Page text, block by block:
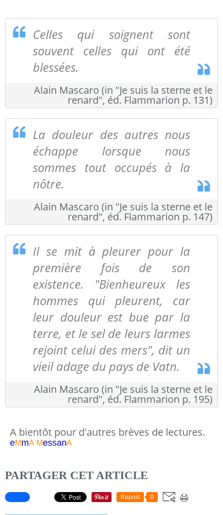
Celles qui soignent sont
souvent celles qui ont été
blessées.
Alain Mascaro (in "Je suis la sterne et le
renard", éd. Flammarion p. 131)
La douleur des autres nous
échappe lorsque nous
sommes tout occupés à la
nôtre.
Alain Mascaro (in "Je suis la sterne et le
renard", éd. Flammarion p. 147)
Il se mit à pleurer pour la
première fois de son
existence. "Bienheureux les
hommes qui pleurent, car
leur douleur est bue par la
terre, et le sel de leurs larmes
rejoint celui des mers", dit un
vieil adage du pays de Vatn.
Alain Mascaro (in "Je suis la sterne et le
renard", éd. Flammarion p. 195)
A bientôt pour d'autres brèves de lectures.
eMmA MessanA
PARTAGER CET ARTICLE
Repost 0